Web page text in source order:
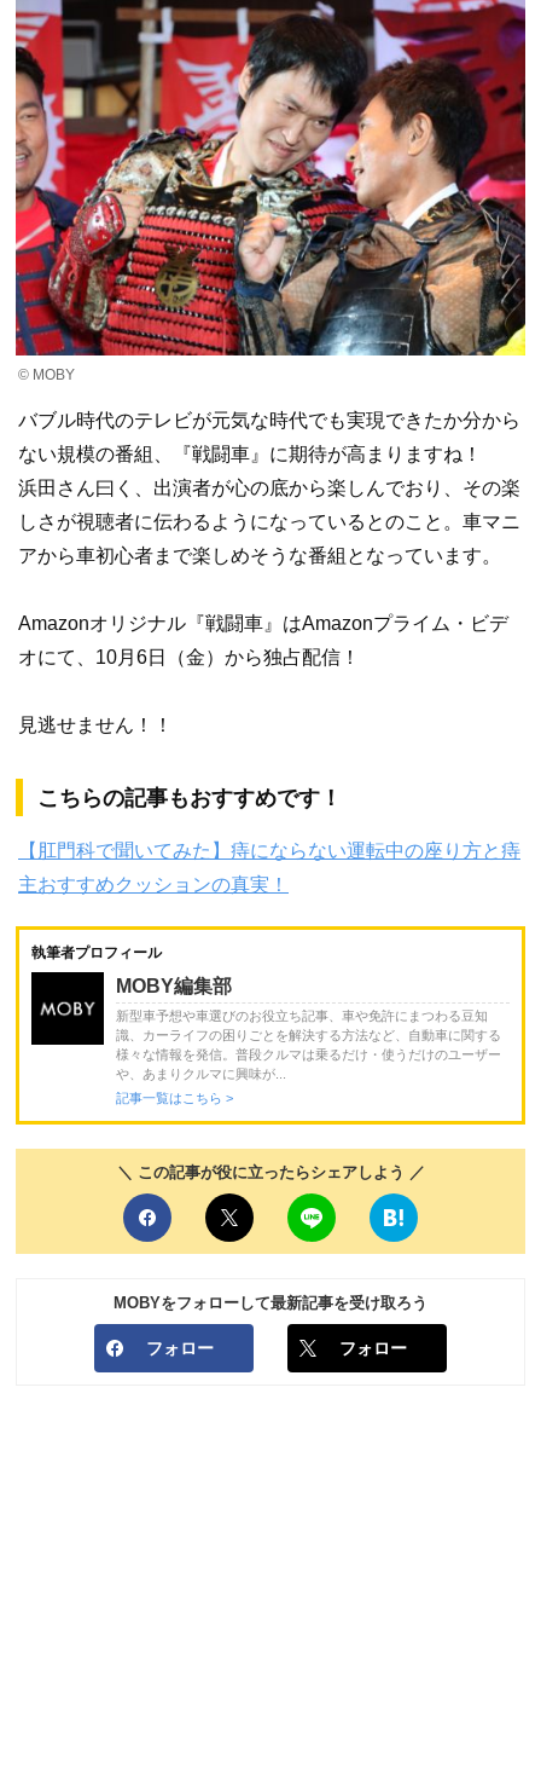
© MOBY
バブル時代のテレビが元気な時代でも実現できたか分から
ない規模の番組、『戦闘車』に期待が高まりますね！
浜田さん曰く、出演者が心の底から楽しんでおり、その楽
しさが視聴者に伝わるようになっているとのこと。車マニ
アから車初心者まで楽しめそうな番組となっています。
Amazonオリジナル『戦闘車』はAmazonプライム・ビデ
オにて、10月6日（金）から独占配信！
見逃せません！！
こちらの記事もおすすめです！
【肛門科で聞いてみた】痔にならない運転中の座り方と痔
主おすすめクッションの真実！
執筆者プロフィール
MOBY編集部
新型車予想や車選びのお役立ち記事、車や免許にまつわる豆知
識、カーライフの困りごとを解決する方法など、自動車に関する
様々な情報を発信。普段クルマは乗るだけ・使うだけのユーザー
や、あまりクルマに興味が...
記事一覧はこちら >
＼ この記事が役に立ったらシェアしよう ／
MOBYをフォローして最新記事を受け取ろう
フォロー フォロー